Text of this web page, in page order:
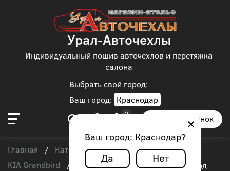
Выбрать свой город:
Ваш город: Краснодар
Ваш город: Краснодар?
Да Нет
Урал-Авточехлы
Индивидуальный пошив авточехлов и перетяжка
салона
Заказать звонок
Главная / Каталог чехлов / Автобус /
KIA Grandbird
/
Авточехлы KIA Grandbird жаккард